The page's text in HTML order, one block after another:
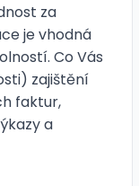
za
je vhodná
Co Vás
zajištění
faktur,
a